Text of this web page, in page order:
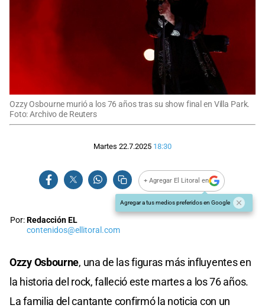
Ozzy Osbourne murió a los 76 años tras su show final en Villa Park.
Foto: Archivo de Reuters
Martes 22.7.2025 18:30
+ Agregar El Litoral en
Agregar a tus medios preferidos en Google
Por:Redacción EL
contenidos@ellitoral.com
Ozzy Osbourne, una de las figuras más influyentes en
la historia del rock, falleció este martes a los 76 años.
La familia del cantante confirmó la noticia con un